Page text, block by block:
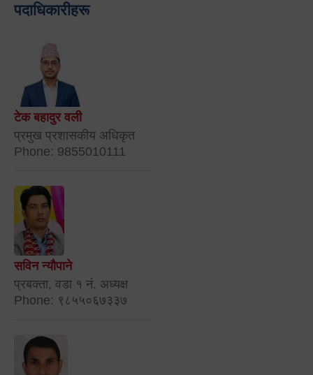
पदाधिकारीहरू
टेक बहादुर वली
प्रमुख प्रशासकीय अधिकृत
Phone: 9855010111
सविन न्यौपाने
प्रबक्ता, वडा १ नं. अध्यक्ष
Phone: ९८५५०६७३३७